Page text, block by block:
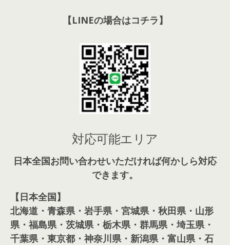
【LINEの場合はコチラ】
対応可能エリア
日本全国お問い合わせいただければ何かしら対応
できます。
【日本全国】
北海道・青森県・岩手県・宮城県・秋田県・山形
県・福島県・茨城県・栃木県・群馬県・埼玉県・
千葉県・東京都・神奈川県・新潟県・富山県・石